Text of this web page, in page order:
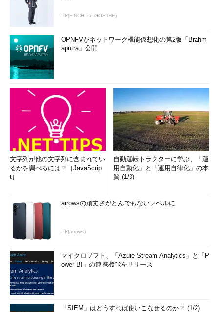
PR(FINCHI on GOETHE)
OPNFVがネットワーク機能仮想化の第2版「Brahm
aputra」公開
文字列が他の文字列に含まれてい
るかを調べるには？［JavaScrip
t］
自動運転トラクターに学ぶ、「運
用自動化」と「運用自律化」の本
質 (1/3)
arrowsの頑丈さがとんでもないレベルに
PR(arrows)
マイクロソフト、「Azure Stream Analytics」と「P
ower BI」の連携機能をリリース
「SIEM」はどうすれば使いこなせるのか？ (1/2)